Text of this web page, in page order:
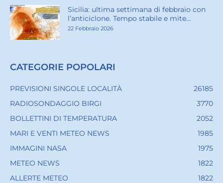
Sicilia: ultima settimana di febbraio con
l’anticiclone. Tempo stabile e mite...
22 Febbraio 2026
CATEGORIE POPOLARI
PREVISIONI SINGOLE LOCALITÀ
26185
RADIOSONDAGGIO BIRGI
3770
BOLLETTINI DI TEMPERATURA
2052
MARI E VENTI METEO NEWS
1985
IMMAGINI NASA
1975
METEO NEWS
1822
ALLERTE METEO
1822